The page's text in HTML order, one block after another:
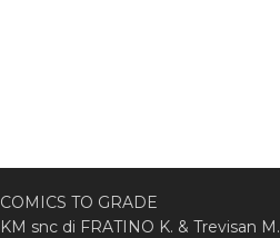
COMICS TO GRADE
KM snc di FRATINO K. & Trevisan M.